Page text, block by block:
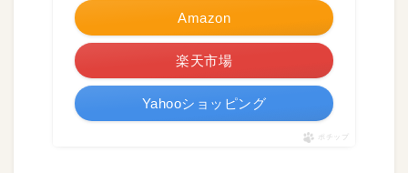
Amazon
楽天市場
Yahooショッピング
ポチップ